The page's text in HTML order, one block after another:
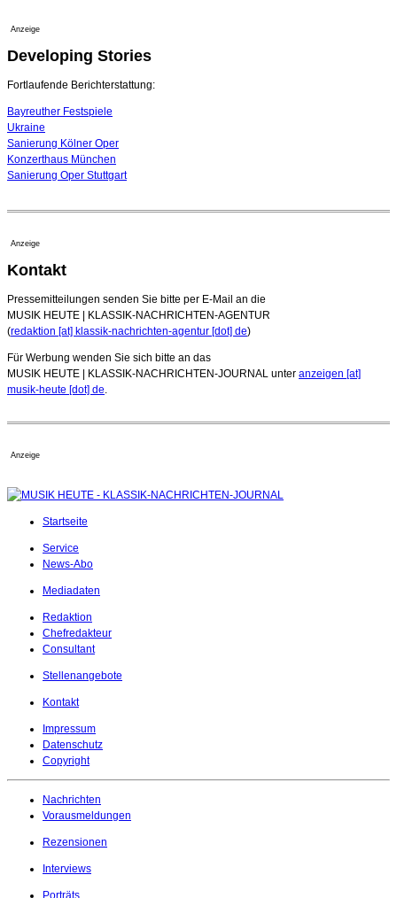
Dirigent Nicolás Pasquet mit Würth-Preis der
Jeunesses Musicales ausgezeichnet
07. August 2026 - 13:20 Uhr
Anzeige
Developing Stories
Fortlaufende Berichterstattung:
Bayreuther Festspiele
Ukraine
Sanierung Kölner Oper
Konzerthaus München
Sanierung Oper Stuttgart
Anzeige
Kontakt
Pressemitteilungen senden Sie bitte per E-Mail an die
MUSIK HEUTE | KLASSIK-NACHRICHTEN-AGENTUR
(redaktion [at] klassik-nachrichten-agentur [dot] de)
Für Werbung wenden Sie sich bitte an das
MUSIK HEUTE | KLASSIK-NACHRICHTEN-JOURNAL unter anzeigen [at]
musik-heute [dot] de.
Anzeige
Startseite
Service
News-Abo
Mediadaten
Redaktion
Chefredakteur
Consultant
Stellenangebote
Kontakt
Impressum
Datenschutz
Copyright
Nachrichten
Vorausmeldungen
Rezensionen
Interviews